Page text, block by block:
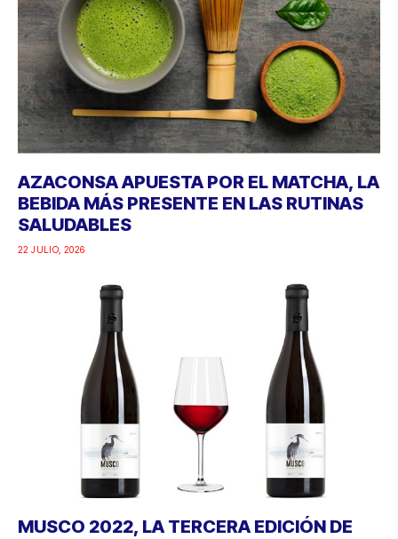
AZACONSA APUESTA POR EL MATCHA, LA
BEBIDA MÁS PRESENTE EN LAS RUTINAS
SALUDABLES
22 JULIO, 2026
MUSCO 2022, LA TERCERA EDICIÓN DE